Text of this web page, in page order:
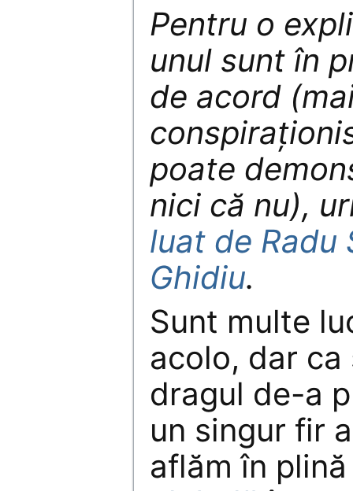
Pentru o
unul sunt în
de acord
poate
nici că nu),
luat de Radu
Ghidiu.
Sunt multe
acolo, dar
dragul de-a
un singur fir
aflăm în